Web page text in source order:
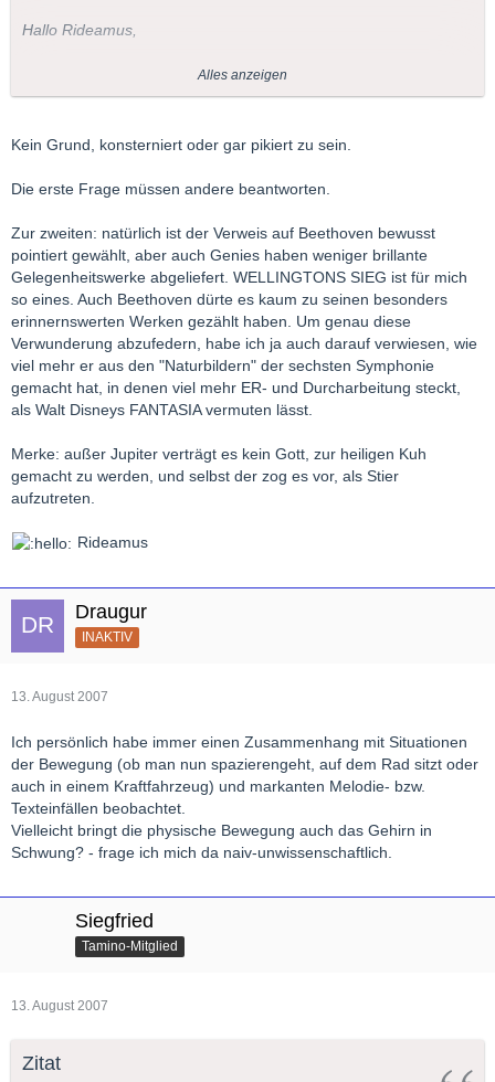
Hallo Rideamus,
etwas konsterniert frage ich dich:
War obige Aussage nun inspiriert oder transpiriert?
Oder nötigt dir Beethoven so wenig Respekt ab?
Alles anzeigen
Kein Grund, konsterniert oder gar pikiert zu sein.
Die erste Frage müssen andere beantworten.
Zur zweiten: natürlich ist der Verweis auf Beethoven bewusst
pointiert gewählt, aber auch Genies haben weniger brillante
Gelegenheitswerke abgeliefert. WELLINGTONS SIEG ist für mich
so eines. Auch Beethoven dürte es kaum zu seinen besonders
erinnernswerten Werken gezählt haben. Um genau diese
Verwunderung abzufedern, habe ich ja auch darauf verwiesen, wie
viel mehr er aus den "Naturbildern" der sechsten Symphonie
gemacht hat, in denen viel mehr ER- und Durcharbeitung steckt,
als Walt Disneys FANTASIA vermuten lässt.
Merke: außer Jupiter verträgt es kein Gott, zur heiligen Kuh
gemacht zu werden, und selbst der zog es vor, als Stier
aufzutreten.
Rideamus
Draugur
INAKTIV
13. August 2007
Ich persönlich habe immer einen Zusammenhang mit Situationen
der Bewegung (ob man nun spazierengeht, auf dem Rad sitzt oder
auch in einem Kraftfahrzeug) und markanten Melodie- bzw.
Texteinfällen beobachtet.
Vielleicht bringt die physische Bewegung auch das Gehirn in
Schwung? - frage ich mich da naiv-unwissenschaftlich.
Siegfried
Tamino-Mitglied
13. August 2007
Zitat